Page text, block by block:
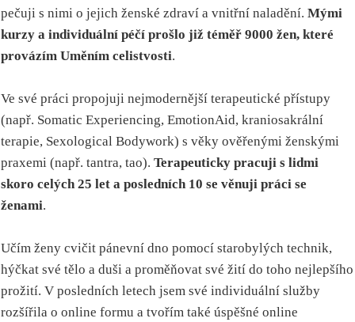
pečuji s nimi o jejich ženské zdraví a vnitřní naladění. Mými
kurzy a individuální péčí prošlo již téměř 9000 žen, které
provázím Uměním celistvosti.
Ve své práci propojuji nejmodernější terapeutické přístupy
(např. Somatic Experiencing, EmotionAid, kraniosakrální
terapie, Sexological Bodywork) s věky ověřenými ženskými
praxemi (např. tantra, tao). Terapeuticky pracuji s lidmi
skoro celých 25 let a posledních 10 se věnuji práci se
ženami.
Učím ženy cvičit pánevní dno pomocí starobylých technik,
hýčkat své tělo a duši a proměňovat své žití do toho nejlepšího
prožití. V posledních letech jsem své individuální služby
rozšířila o online formu a tvořím také úspěšné online